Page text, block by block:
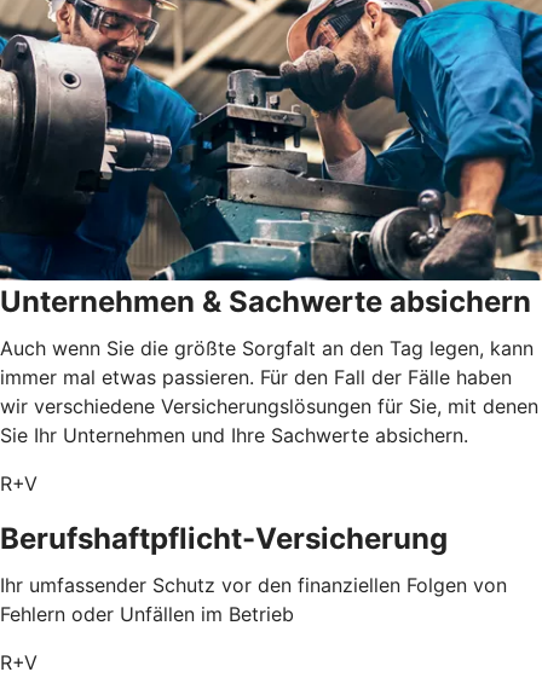
Unternehmen & Sachwerte absichern
Auch wenn Sie die größte Sorgfalt an den Tag legen, kann
immer mal etwas passieren. Für den Fall der Fälle haben
wir verschiedene Versicherungslösungen für Sie, mit denen
Sie Ihr Unternehmen und Ihre Sachwerte absichern.
R+V
Berufshaftpflicht-Versicherung
Ihr umfassender Schutz vor den finanziellen Folgen von
Fehlern oder Unfällen im Betrieb
R+V